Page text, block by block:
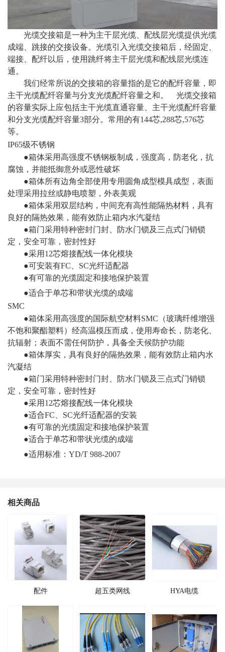
光缆交接箱是一种为主干层光缆、配线层光缆提供光缆
成端、跳接的交接设备。光缆引入光缆交接箱后，经固定、
端接、配纤以后，使用跳纤将主干层光缆和配线层光缆连
通。
我们经常所说的交接箱的容量指的是它的配纤容量，即
主干光缆配纤容量与分支光缆配纤容量之和。 光缆交接箱
的容量实际上应包括主干光缆直通容量、主干光缆配纤容量
和分支光缆配纤容量3部分。常用的有144芯,288芯,576芯
等。
IP65级不锈钢
●箱体采用高强度不锈钢板制成，强度高，防老化，抗
腐蚀，并能抵御意外或恶性破坏
●箱体所有边角全部使用专用圆角成型模具成型，表面
处理采用拉丝或静电喷塑，外表美观
●箱体采用双层结构，中间充有高性能隔热材料，具有
良好的隔热效果，能有效防止箱内水汽凝结
●箱门采用特种密封门封、防水门锁及三点式门销锁
定，安全可靠，密封性好
●采用12芯熔接配线一体化模块
●可安装有FC、SC光纤适配器
●有可靠的光缆固定和接地保护装置
●适合于单芯和带状光缆的成端
SMC
●箱体采用高强度的国际航空材料SMC（玻璃纤维增强
不饱和聚酯塑料）经高温模压而成，使用寿命长，防老化、
抗辐射；表面不需任何防护，具备全天候防护功能
●箱体厚实，具有良好的隔热效果，能有效防止箱内水
汽凝结
●箱门采用特种密封门封、防水门锁及三点式门销锁
定，安全可靠，密封性好
●采用12芯熔接配线一体化模块
●适合FC、SC光纤适配器的安装
●有可靠的光缆固定和接地保护装置
●适合于单芯和带状光缆的成端
●适用标准：YD/T 988-2007
相关商品
配件 超五类网线 HYA电缆